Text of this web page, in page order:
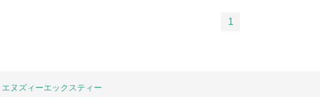
1
ヌズィーエックスティー